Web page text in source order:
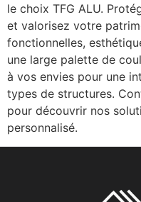
le choix TFG ALU.
et valorisez votre
fonctionnelles,
une large palette de
à vos envies pour une
types de structures.
pour découvrir nos
personnalisé.